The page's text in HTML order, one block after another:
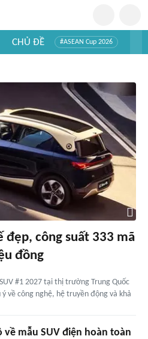
CHỦ ĐỀ #ASEAN Cup 2026
đẹp, công suất 333 mã
đồng
#1 2027 tại thị trường Trung Quốc
về công nghệ, hệ truyền động và khả
về mẫu SUV điện hoàn toàn